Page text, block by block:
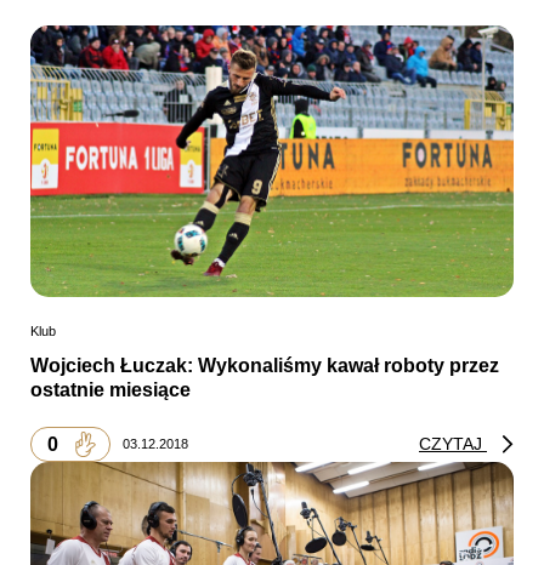
Klub
Wojciech Łuczak: Wykonaliśmy kawał roboty przez
ostatnie miesiące
0 03.12.2018 CZYTAJ